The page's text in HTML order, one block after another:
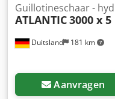
Duitsland 181 km
Guillotineschaar -
ATLANTIC3000 x 5
Aanvragen